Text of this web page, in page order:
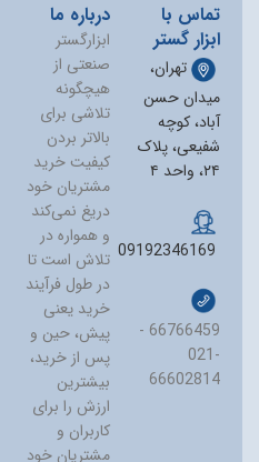
تماس با
ابزار گستر
تهران،
میدان حسن
آباد، کوچه
شفیعی، پلاک
۲۴، واحد ۴
09192346169
66766459 -
021-
66602814
درباره ما
ابزارگستر
صنعتی از
هیچگونه
تلاشی برای
بالاتر بردن
کیفیت خرید
مشتریان خود
دریغ نمی‏‌کند
و همواره در
تلاش است تا
در طول فرآیند
خرید یعنی
پیش، حین و
پس از خرید،
بیشترین
ارزش را برای
کاربران و
مشتریان خود